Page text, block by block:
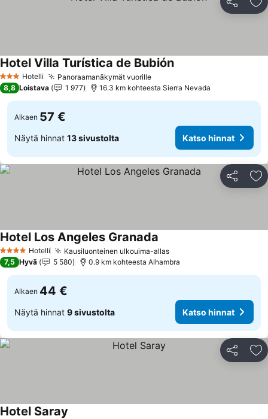
Jaa
3 Tähtiluokitus
Hotelli Panoraamanäkymät vuorilleKatso hinnat
Hotel Villa Turística de BubiónKatso hinnat
8,8 Loistava 1 977 16.3 km kohteesta Sierra Nevada
Alkaen 57 €
Näytä hinnat 13 sivustolta Katso hinnat
Jaa
4 Tähtiluokitus
Hotelli Kausiluonteinen ulkouima-allasKatso hinnat
Hotel Los Angeles Granada
7,5 Hyvä 5 580 0.9 km kohteesta Alhambra
Alkaen 44 €
Näytä hinnat 9 sivustolta Katso hinnat
Jaa
Hotel Saray